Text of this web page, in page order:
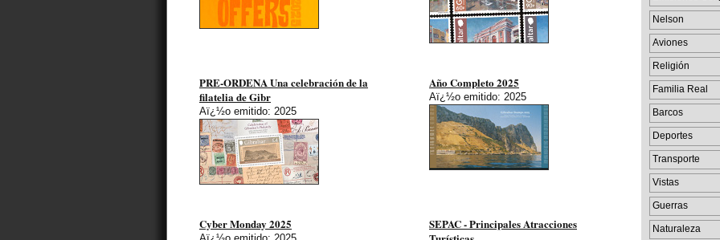
PRE-ORDENA Una celebración de la
filatelia de Gibr
Aï¿½o emitido: 2025
Año Completo 2025
Aï¿½o emitido: 2025
Cyber Monday 2025
SEPAC - Principales Atracciones
Nelson
Aviones
Religión
Familia Real
Barcos
Deportes
Transporte
Vistas
Guerras
Naturaleza